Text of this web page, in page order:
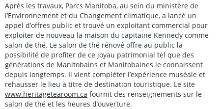
Après les travaux, Parcs Manitoba, au sein du ministère de
l’Environnement et du Changement climatique, a lancé un
appel d’offres public et trouvé un exploitant commercial pour
exploiter de nouveau la maison du capitaine Kennedy comme
salon de thé. Le salon de thé rénové offre au public la
possibilité de profiter de ce joyau patrimonial tel que des
générations de Manitobains et Manitobaines le connaissent
depuis longtemps. Il vient compléter l’expérience muséale et
rehausser le lieu à titre de destination touristique. Le site
www.heritagetearoom.ca fournit des renseignements sur le
salon de thé et les heures d’ouverture.